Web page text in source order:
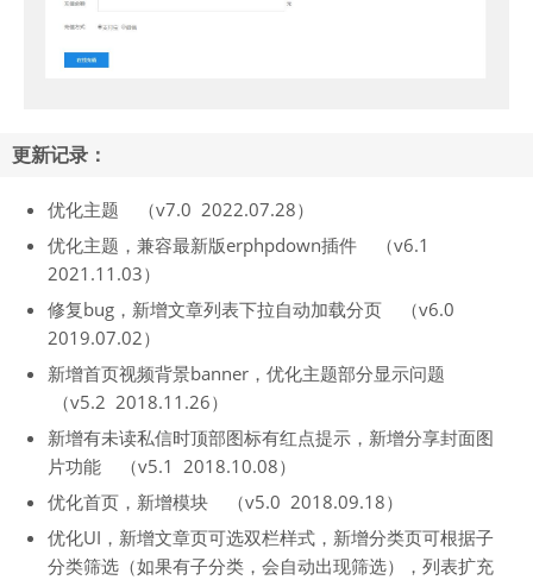
更新记录：
优化主题 （v7.0 2022.07.28）
优化主题，兼容最新版erphpdown插件 （v6.1
2021.11.03）
修复bug，新增文章列表下拉自动加载分页 （v6.0
2019.07.02）
新增首页视频背景banner，优化主题部分显示问题
（v5.2 2018.11.26）
新增有未读私信时顶部图标有红点提示，新增分享封面图
片功能 （v5.1 2018.10.08）
优化首页，新增模块 （v5.0 2018.09.18）
优化UI，新增文章页可选双栏样式，新增分类页可根据子
分类筛选（如果有子分类，会自动出现筛选），列表扩充